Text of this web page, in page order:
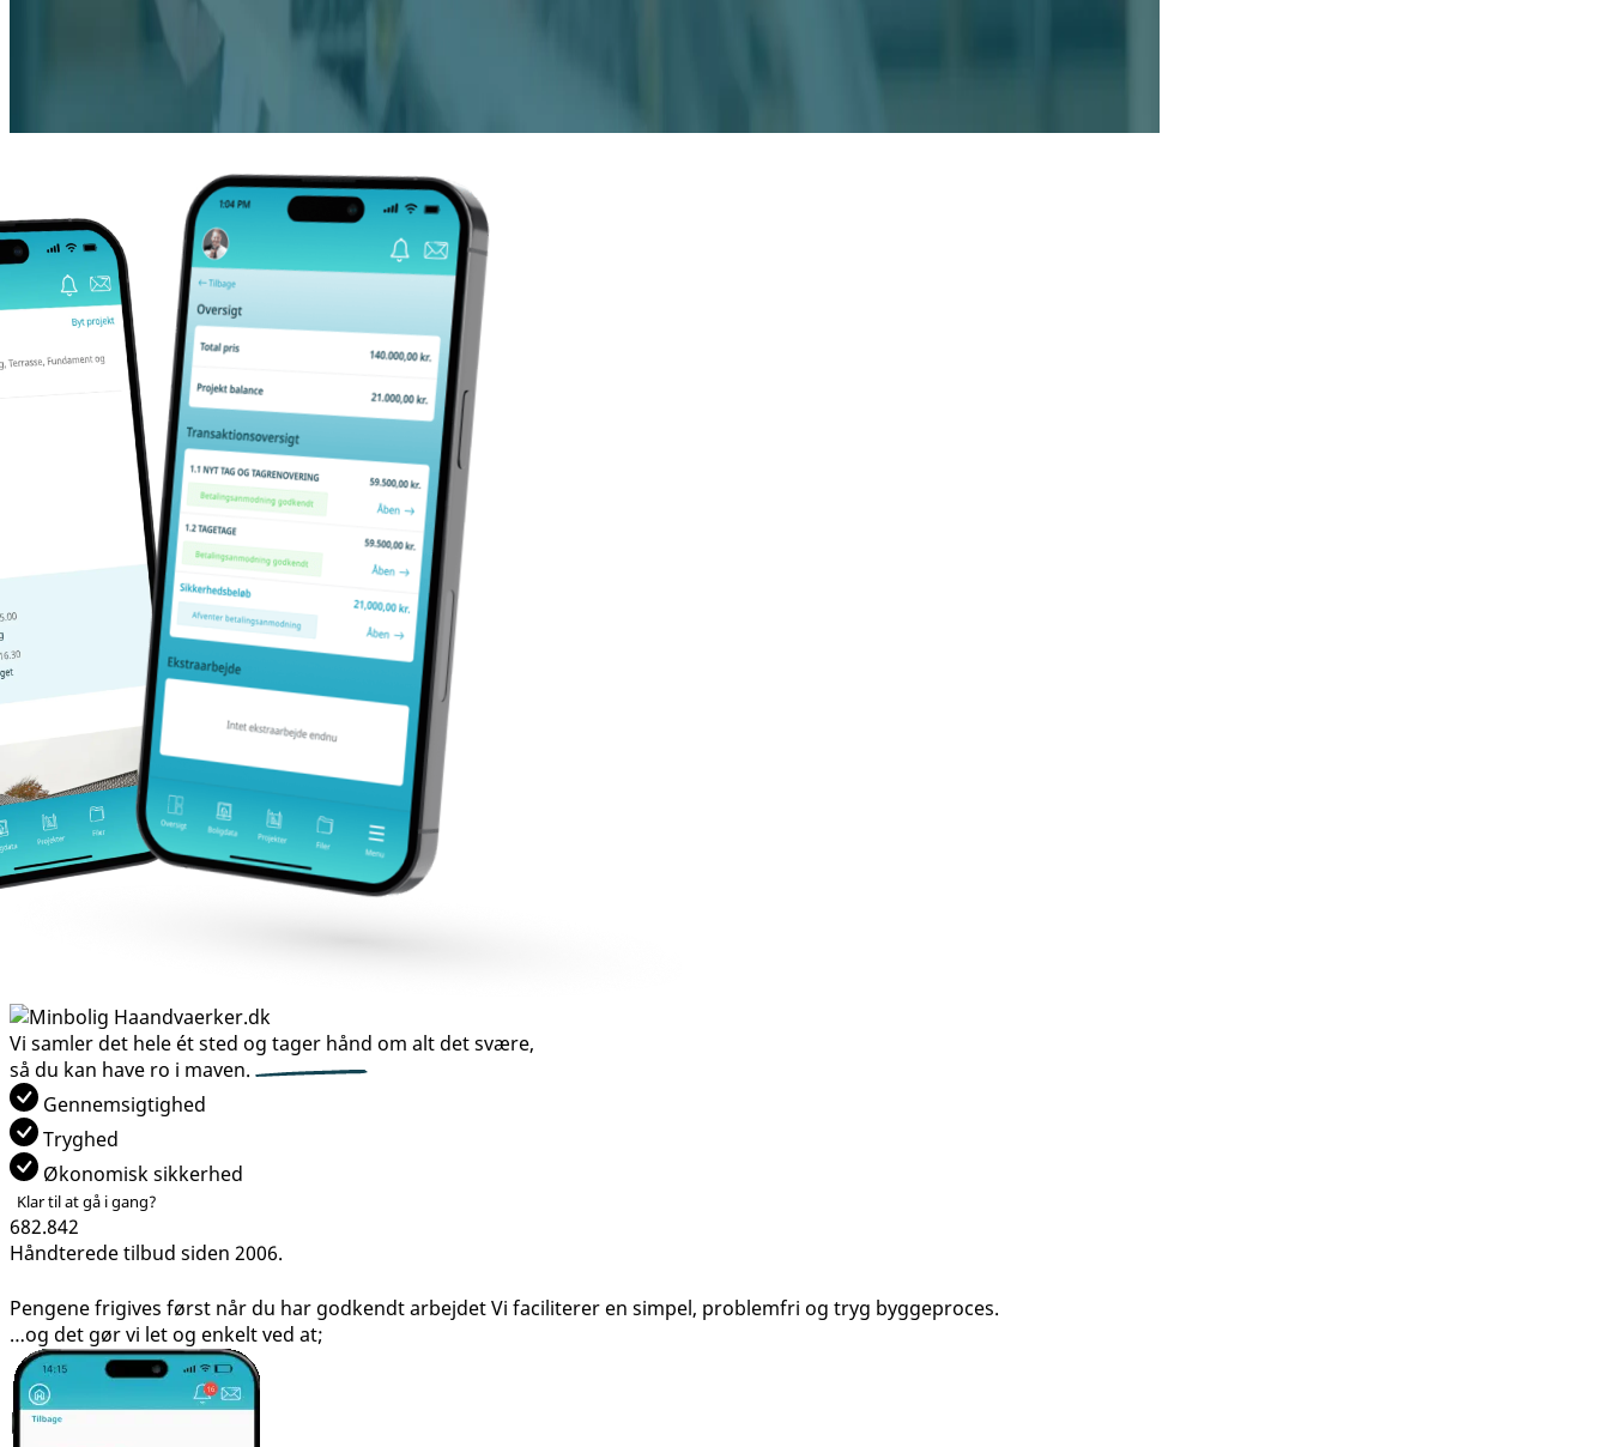
Vi samler det hele ét sted og tager hånd om alt det svære,
så du kan have ro i maven.
Gennemsigtighed
Tryghed
Økonomisk sikkerhed
Klar til at gå i gang?
682.842
Håndterede tilbud siden 2006.
Pengene frigives først når du har godkendt arbejdetVi faciliterer en simpel, problemfri og tryg byggeproces.
…og det gør vi let og enkelt ved at;